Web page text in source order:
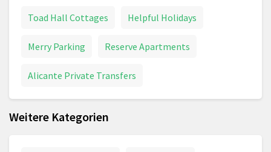
Toad Hall Cottages Helpful Holidays
Merry Parking Reserve Apartments
Alicante Private Transfers
Weitere Kategorien